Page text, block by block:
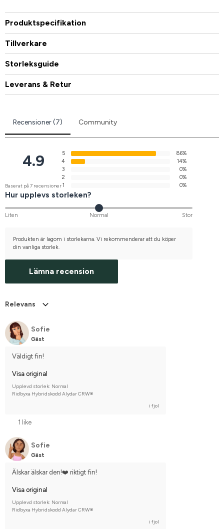
Produktspecifikation
Tillverkare
Storleksguide
Leverans & Retur
Recensioner (7) Community
4.9
Baserat på 7 recensioner
5
86%
4
14%
3
0%
2
0%
1
0%
Hur upplevs storleken?
Liten Normal Stor
Produkten är lagom i storlekarna. Vi rekommenderar att du köper
din vanliga storlek.
Lämna recension
Relevans
Sofie
Gäst
Väldigt fin!
Visa original
Upplevd storlek: Normal
Ridbyxa Hybridskodd Alydar CRW®
i fjol
1 like
Sofie
Gäst
Älskar älskar den!❤️ riktigt fin!
Visa original
Upplevd storlek: Normal
Ridbyxa Hybridskodd Alydar CRW®
i fjol